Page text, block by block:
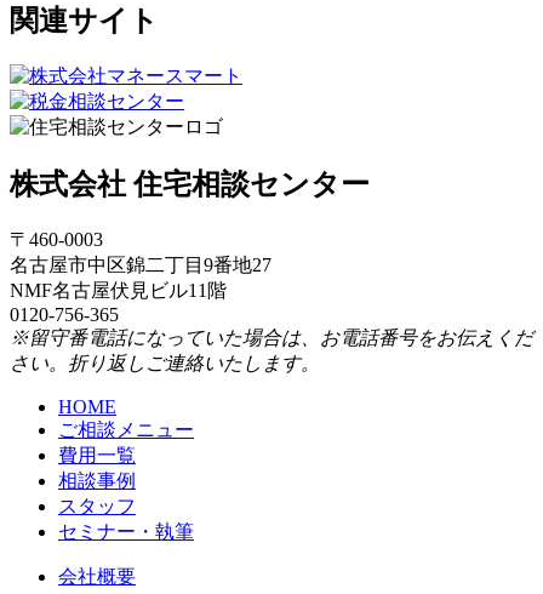
関連サイト
株式会社 住宅相談センター
〒460-0003
名古屋市中区錦二丁目9番地27
NMF名古屋伏見ビル11階
0120-756-365
※留守番電話になっていた場合は、お電話番号をお伝えくだ
さい。折り返しご連絡いたします。
HOME
ご相談メニュー
費用一覧
相談事例
スタッフ
セミナー・執筆
会社概要